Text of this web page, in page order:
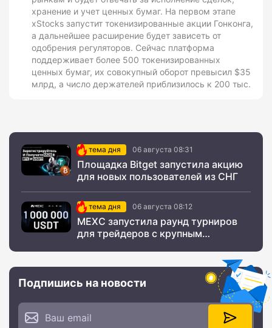
хранение и учет ценных бумаг. На первом этапе
xStocks запустит токенизированные акции Гонконга,
а дальнейшее расширение будет зависеть от
одобрения регуляторов. Сейчас платформа
поддерживает более 500 токенизированных
ценных бумаг, их совокупный оборот превысил $35
млрд, а число держателей приблизилось к 200 тыс.
тема дня 06 августа 08:31
Площадка Bitget запустила акцию
для новых пользователей из СНГ
тема дня 06 августа 08:12
MEXC запустила раунд турниров
для трейдеров с крупным
Подпишись на новости